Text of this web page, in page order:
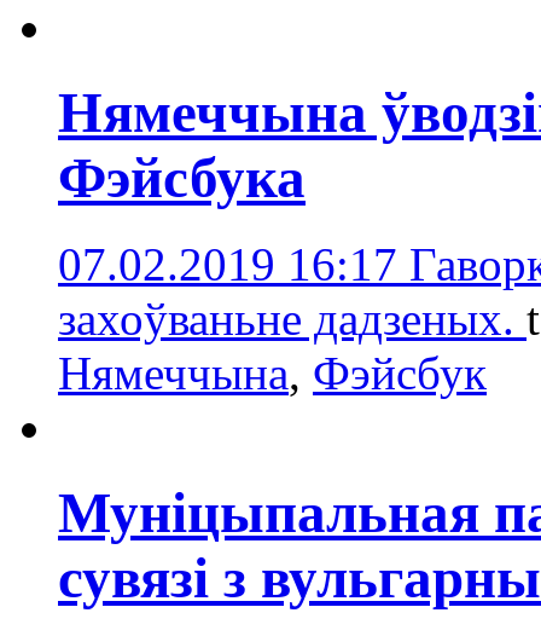
Нямеччына
Фэйсбука
07.02.2019 16:17
захоўваньне дадзеных.
Нямеччына, Фэйсбук
Муніцыпальная
сувязі з